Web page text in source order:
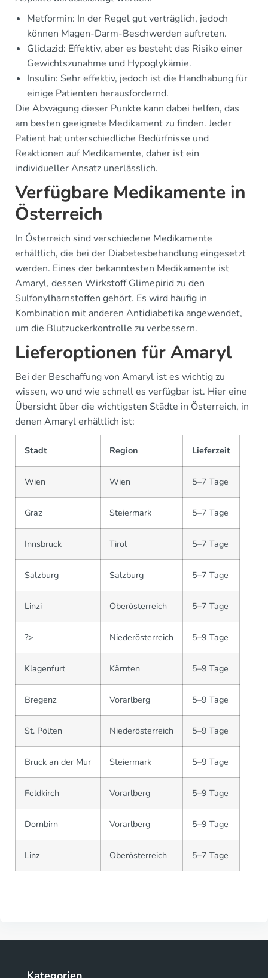
Metformin: In der Regel gut verträglich, jedoch
können Magen-Darm-Beschwerden auftreten.
Gliclazid: Effektiv, aber es besteht das Risiko einer
Gewichtszunahme und Hypoglykämie.
Insulin: Sehr effektiv, jedoch ist die Handhabung für
einige Patienten herausfordernd.
Die Abwägung dieser Punkte kann dabei helfen, das
am besten geeignete Medikament zu finden. Jeder
Patient hat unterschiedliche Bedürfnisse und
Reaktionen auf Medikamente, daher ist ein
individueller Ansatz unerlässlich.
Verfügbare Medikamente in
Österreich
In Österreich sind verschiedene Medikamente
erhältlich, die bei der Diabetesbehandlung eingesetzt
werden. Eines der bekanntesten Medikamente ist
Amaryl, dessen Wirkstoff Glimepirid zu den
Sulfonylharnstoffen gehört. Es wird häufig in
Kombination mit anderen Antidiabetika angewendet,
um die Blutzuckerkontrolle zu verbessern.
Lieferoptionen für Amaryl
Bei der Beschaffung von Amaryl ist es wichtig zu
wissen, wo und wie schnell es verfügbar ist. Hier eine
Übersicht über die wichtigsten Städte in Österreich, in
denen Amaryl erhältlich ist:
Stadt Region Lieferzeit
Wien Wien 5–7 Tage
Graz Steiermark 5–7 Tage
Innsbruck Tirol 5–7 Tage
Salzburg Salzburg 5–7 Tage
Linzi Oberösterreich 5–7 Tage
?> Niederösterreich 5–9 Tage
Klagenfurt Kärnten 5–9 Tage
Bregenz Vorarlberg 5–9 Tage
St. Pölten Niederösterreich 5–9 Tage
Bruck an der Mur Steiermark 5–9 Tage
Feldkirch Vorarlberg 5–9 Tage
Dornbirn Vorarlberg 5–9 Tage
Linz Oberösterreich 5–7 Tage